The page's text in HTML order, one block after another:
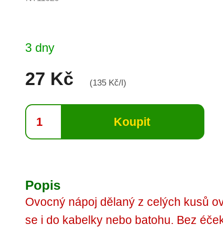
3 dny
27 Kč (135 Kč/l)
Popis
Ovocný nápoj dělaný z celých kusů
se i do kabelky nebo batohu. Bez